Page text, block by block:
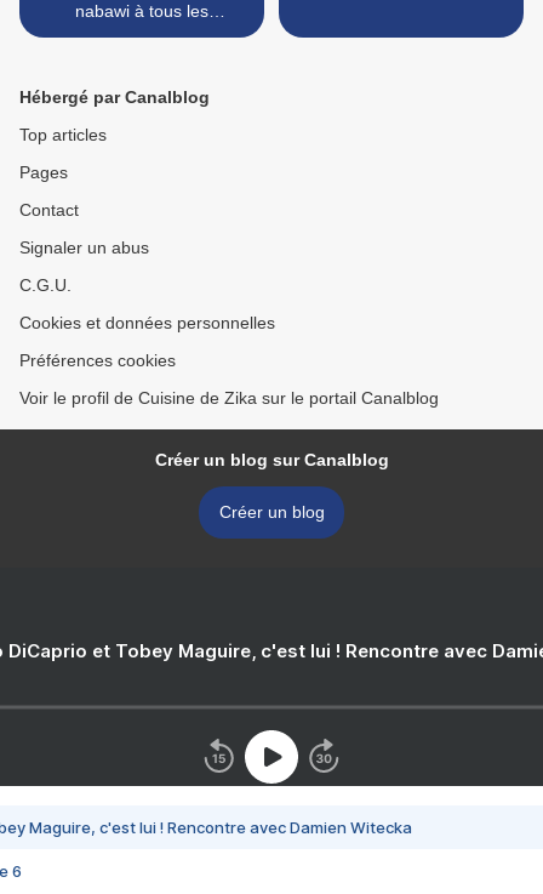
nabawi à tous les
musulmans- Bon mouloud
Hébergé par Canalblog
Top articles
Pages
Contact
Signaler un abus
C.G.U.
Cookies et données personnelles
Préférences cookies
Voir le profil de Cuisine de Zika sur le portail Canalblog
Créer un blog sur Canalblog
Créer un blog
DiCaprio et Tobey Maguire, c'est lui ! Rencontre avec
Maguire, c'est lui ! Rencontre avec Damien Witecka
6